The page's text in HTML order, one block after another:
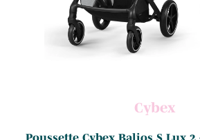
Cybex
Poussette Cybex Balios S Lux 2